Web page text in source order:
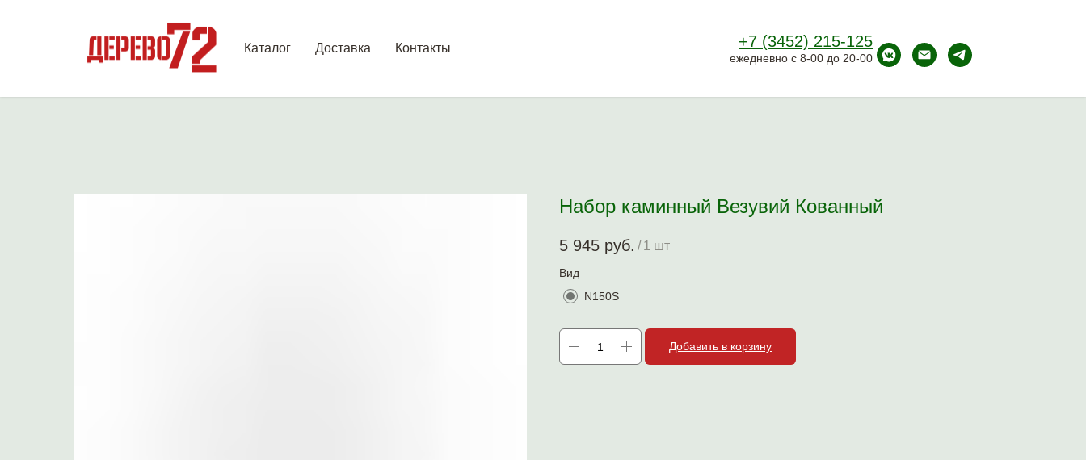
Каталог Доставка Контакты +7 (3452) 215-125
ежедневно с 8-00 до 20-00
Набор каминный Везувий Кованный
5 945 руб. / 1 шт
Вид
N150S
Добавить в корзину